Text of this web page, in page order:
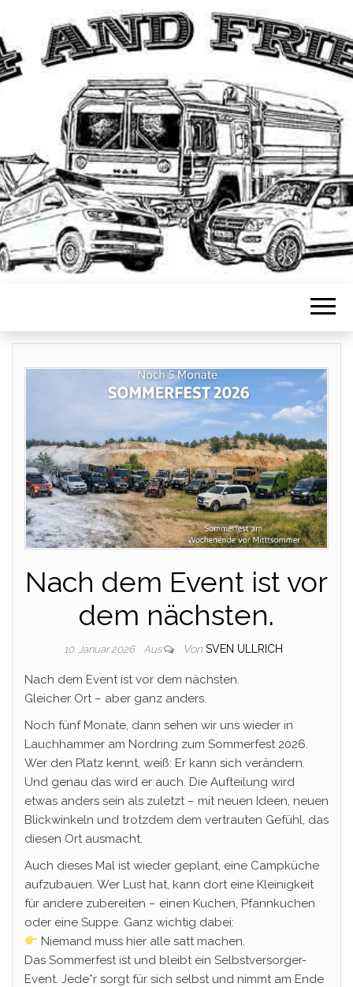
Nach dem Event ist vor
dem nächsten.
10. Januar 2026 Aus Von SVEN ULLRICH
Nach dem Event ist vor dem nächsten.
Gleicher Ort – aber ganz anders.
Noch fünf Monate, dann sehen wir uns wieder in
Lauchhammer am Nordring zum Sommerfest 2026.
Wer den Platz kennt, weiß: Er kann sich verändern.
Und genau das wird er auch. Die Aufteilung wird
etwas anders sein als zuletzt – mit neuen Ideen, neuen
Blickwinkeln und trotzdem dem vertrauten Gefühl, das
diesen Ort ausmacht.
Auch dieses Mal ist wieder geplant, eine Campküche
aufzubauen. Wer Lust hat, kann dort eine Kleinigkeit
für andere zubereiten – einen Kuchen, Pfannkuchen
oder eine Suppe. Ganz wichtig dabei:
Niemand muss hier alle satt machen.
Das Sommerfest ist und bleibt ein Selbstversorger-
Event. Jede*r sorgt für sich selbst und nimmt am Ende